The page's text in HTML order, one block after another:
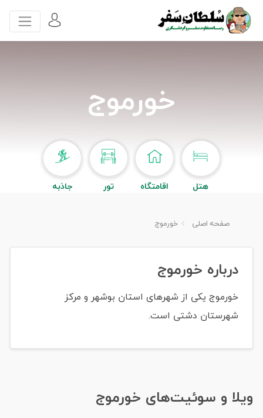
خورموج
هتل اقامتگاه تور جاذبه
صفحه اصلی خورموج
درباره خورموج
خورموج یکی از شهرهای استان بوشهر و مرکز
شهرستان دشتی است.
ویلا و سوئیت‌های خورموج